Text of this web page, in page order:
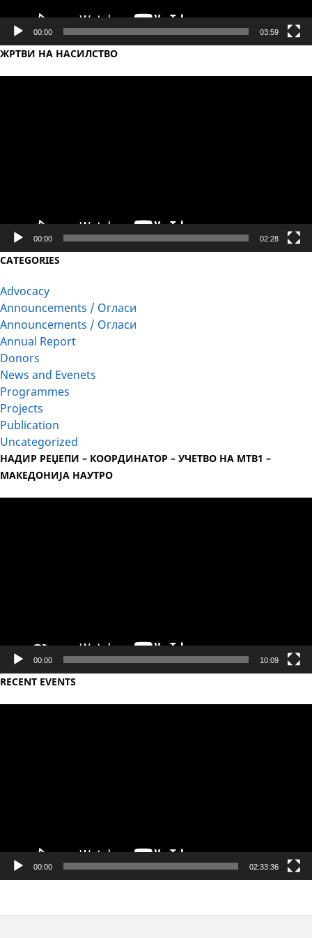
00:00 03:59
ЖРТВИ НА НАСИЛСТВО
00:00 02:28
CATEGORIES
Advocacy
Announcements / Огласи
Announcements / Огласи
Annual Report
Donors
News and Evenets
Programmes
Projects
Publication
Uncategorized
НАДИР РЕЏЕПИ – КООРДИНАТОР – УЧЕТВО НА МТВ1 –
МАКЕДОНИЈА НАУТРО
00:00 10:09
RECENT EVENTS
00:00 02:33:36